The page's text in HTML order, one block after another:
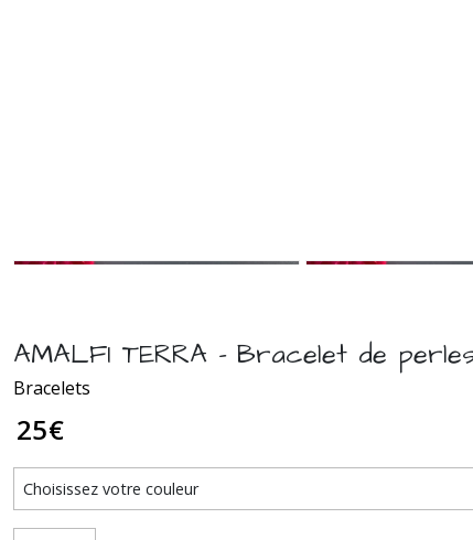
AMALFI TERRA - Bracelet de
Bracelets
25€